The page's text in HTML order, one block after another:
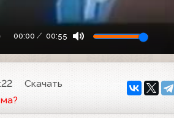
00:00 00:55
Скачать